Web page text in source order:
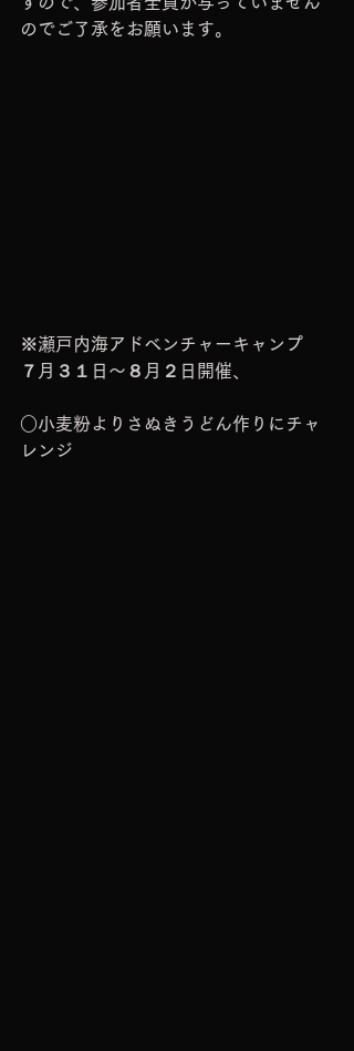
のでご了承をお願います。
※瀬戸内海アドベンチャーキャンプ
７月３１日～８月２日開催、
○小麦粉よりさぬきうどん作りにチャ
レンジ